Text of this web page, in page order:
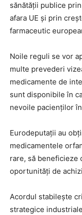
sănătății publice
afara UE și prin
farmaceutic
Noile reguli se vor
multe prevederi
medicamente de
sunt disponibile în
nevoile pacienților
Eurodeputații au
medicamentele
rare, să beneficieze
oportunități de
Acordul stabilește
strategice